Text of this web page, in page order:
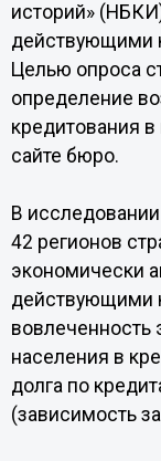
историй»
действующими
Целью опроса
определение
кредитования
сайте бюро.
В
42 регионов
экономически
действующими
вовлеченность
населения в
долга по
(зависимость